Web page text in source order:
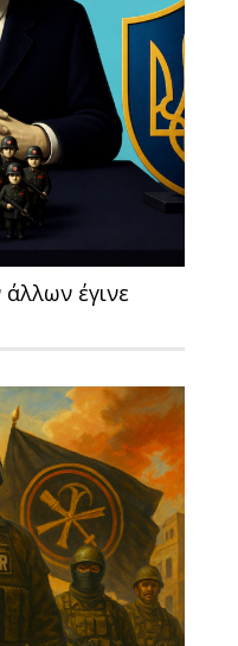
έγινε